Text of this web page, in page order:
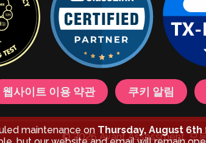
웹사이트 이용 약관 쿠키 알림
© 2026 Avant Assessment. 모
maintenance on Thursday, August 6th